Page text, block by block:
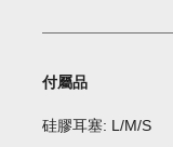
付屬品
硅膠耳塞: L/M/S